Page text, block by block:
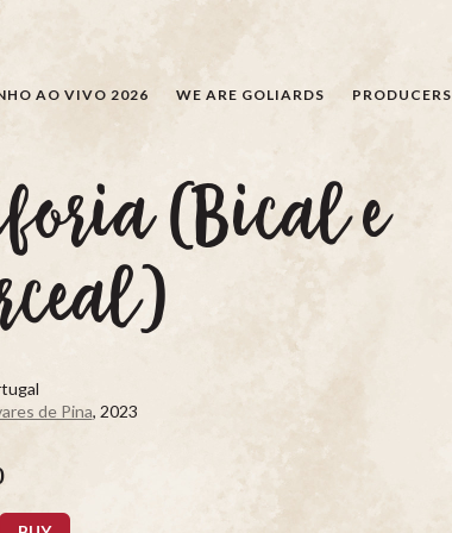
AO VIVO 2026 WE ARE GOLIARDS PRODUCERS
(Bical e
de Pina, 2023